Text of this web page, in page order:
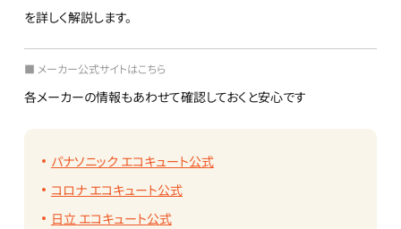
を詳しく解説します。
■ メーカー公式サイトはこちら
各メーカーの情報もあわせて確認しておくと安心です
パナソニック エコキュート公式
コロナ エコキュート公式
日立 エコキュート公式